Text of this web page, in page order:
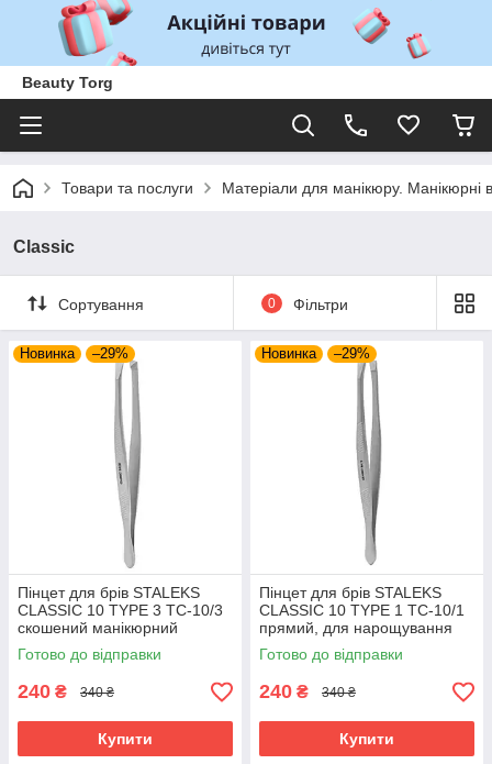
Beauty Torg
Товари та послуги Матеріали для манікюру. Манікюрні
Classic
Сортування 0 Фільтри
Новинка –29%
Пінцет для брів STALEKS
CLASSIC 10 TYPE 3 TC-10/3
скошений манікюрний
інструмент Сталекс для
бровиста мейкап
Готово до відправки
240 ₴ 340 ₴
Купити
Новинка –29%
Пінцет для брів STALEKS
CLASSIC 10 TYPE 1 TC-10/1
прямий, для нарощування
інструмент Сталекс
Готово до відправки
240 ₴ 340 ₴
Купити